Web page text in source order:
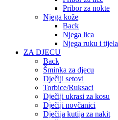
Pribor za nokte
Njega kože
Back
Njega lica
Njega ruku i tijela
ZA DJECU
Back
Šminka za djecu
Dječiji setovi
Torbice/Ruksaci
Dječiji ukrasi za kosu
Dječiji novčanici
Dječija kutija za nakit